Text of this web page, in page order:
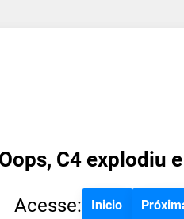
Oops, C4 explodiu
Acesse: Inicio